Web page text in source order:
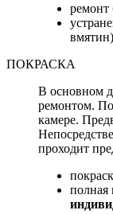
ПОКРАСКА
В основном
ремонтом.
камере.
проходит
полная